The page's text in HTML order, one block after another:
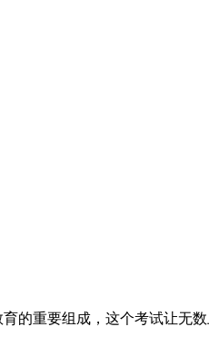
的重要组成，这个考试让无